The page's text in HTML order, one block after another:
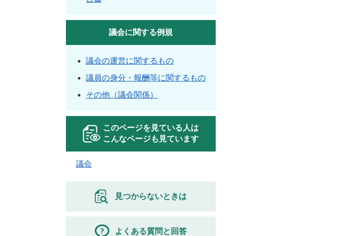
議会に関する例規
議会の運営に関するもの
議員の身分・報酬等に関するもの
その他（議会関係）
このページを見ている人は
こんなページも見ています
議会
見つからないときは
よくある質問と回答